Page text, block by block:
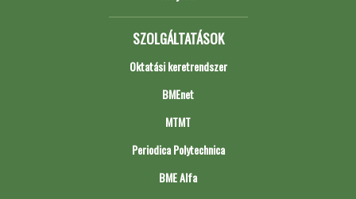
SZOLGÁLTATÁSOK
Oktatási keretrendszer
BMEnet
MTMT
Periodica Polytechnica
BME Alfa